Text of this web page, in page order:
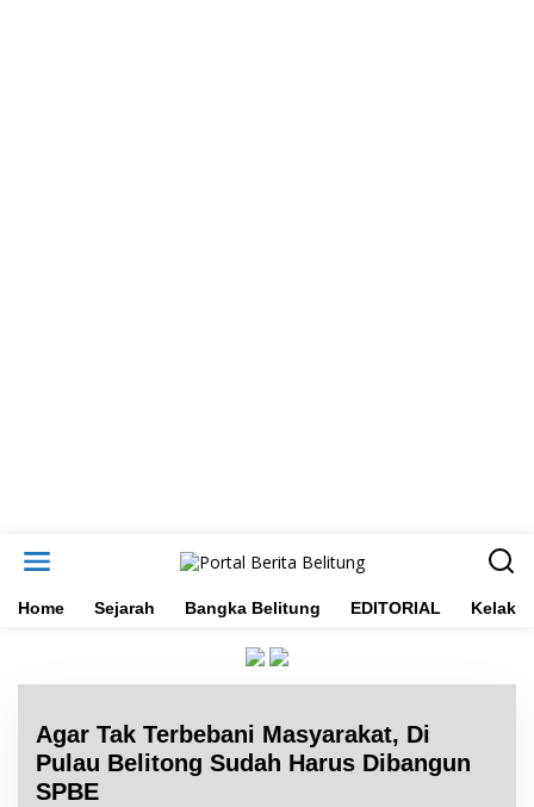
Home Sejarah Bangka Belitung EDITORIAL Kelakar
Agar Tak Terbebani Masyarakat, Di
Pulau Belitong Sudah Harus Dibangun
SPBE